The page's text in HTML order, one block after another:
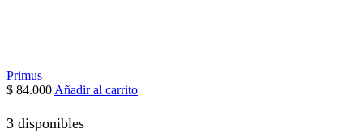
Primus
$ 84.000 Añadir al carrito
3 disponibles